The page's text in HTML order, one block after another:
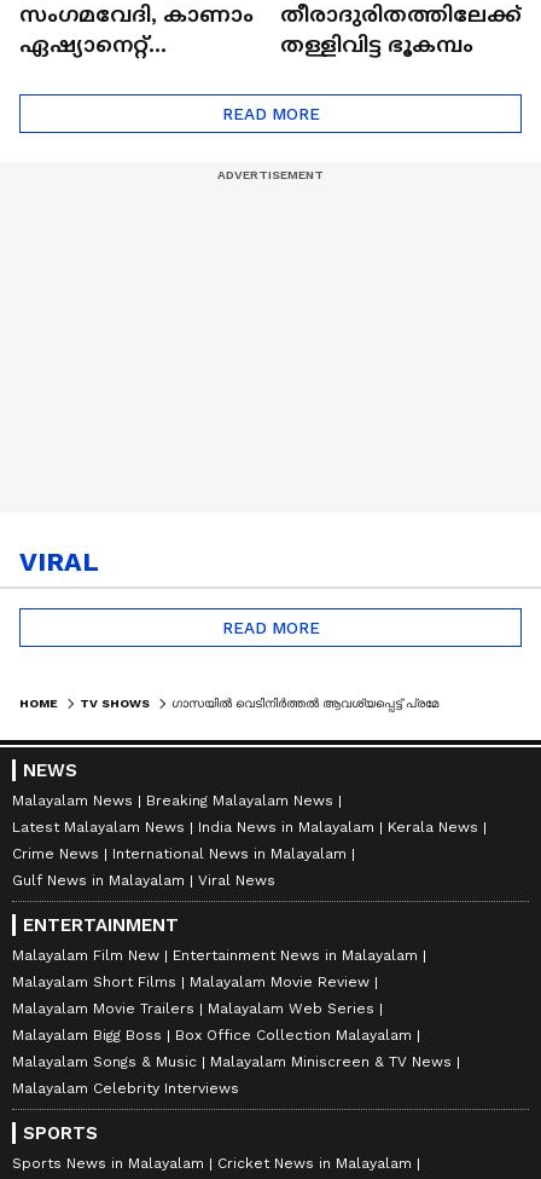
സംഗമവേദി, കാണാം
ഏഷ്യാനെറ്റ്
തീരാദുരിതത്തിലേക്ക്
തള്ളിവിട്ട ഭൂകമ്പം
READ MORE
VIRAL
READ MORE
HOME TV SHOWS ഗാസയിൽ വെടിനിർത്തൽ ആവശ്യപ്പെട്ട് പ്രമേയം പാസാക്കി യുഎൻ സുരക്ഷാസമിതി; വിട്ട് നിന്ന് അമേരിക്ക
NEWS
Malayalam News
Breaking Malayalam News
Latest Malayalam News
India News in Malayalam
Kerala News
Crime News
International News in Malayalam
Gulf News in Malayalam
Viral News
ENTERTAINMENT
Malayalam Film New
Entertainment News in Malayalam
Malayalam Short Films
Malayalam Movie Review
Malayalam Movie Trailers
Malayalam Web Series
Malayalam Bigg Boss
Box Office Collection Malayalam
Malayalam Songs & Music
Malayalam Miniscreen & TV News
Malayalam Celebrity Interviews
SPORTS
Sports News in Malayalam
Cricket News in Malayalam